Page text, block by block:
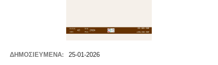
ΔΗΜΟΣΙΕΥΜΈΝΑ: 25-01-2026